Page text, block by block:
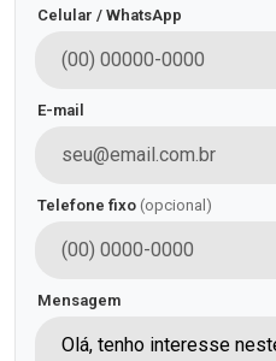
Celular / WhatsApp
E-mail
Telefone fixo (opcional)
Mensagem